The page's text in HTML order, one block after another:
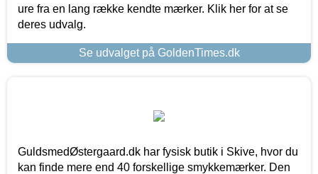
ure fra en lang række kendte mærker. Klik her for at se
deres udvalg.
Se udvalget på GoldenTimes.dk
GuldsmedØstergaard.dk har fysisk butik i Skive, hvor du
kan finde mere end 40 forskellige smykkemærker. Den